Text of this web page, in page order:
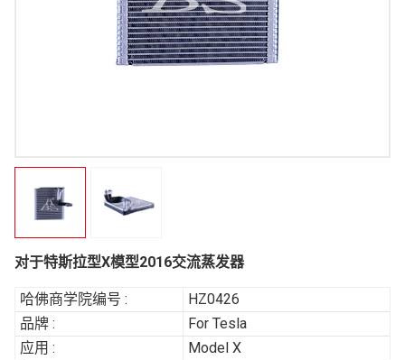
对于特斯拉型X模型2016交流蒸发器
哈佛商学院编号 :
HZ0426
品牌 :
For Tesla
应用 :
Model X